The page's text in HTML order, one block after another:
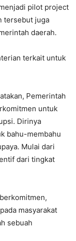
pilot project
tersebut juga
daerah.
terkait untuk
Pemerintah
untuk
Dirinya
bahu-membahu
Mulai dari
dari tingkat
masyarakat
sebuah